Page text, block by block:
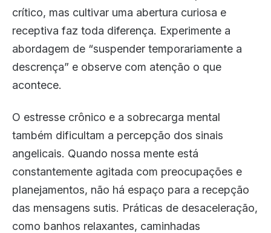
crítico, mas cultivar uma abertura curiosa e
receptiva faz toda diferença. Experimente a
abordagem de “suspender temporariamente a
descrença” e observe com atenção o que
acontece.
O estresse crônico e a sobrecarga mental
também dificultam a percepção dos sinais
angelicais. Quando nossa mente está
constantemente agitada com preocupações e
planejamentos, não há espaço para a recepção
das mensagens sutis. Práticas de desaceleração,
como banhos relaxantes, caminhadas